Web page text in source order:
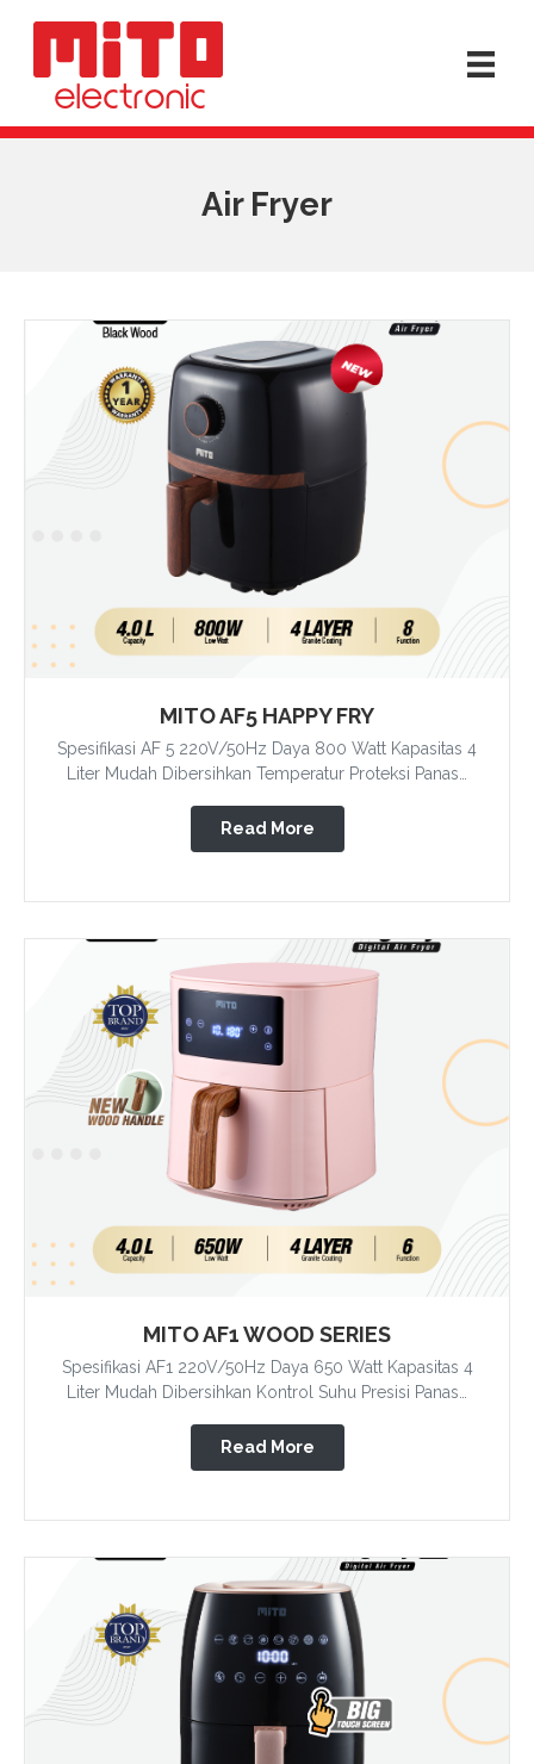
Air Fryer
MITO AF5 HAPPY FRY
Spesifikasi AF 5 220V/50Hz Daya 800 Watt Kapasitas 4
Liter Mudah Dibersihkan Temperatur Proteksi Panas…
Read More
MITO AF1 WOOD SERIES
Spesifikasi AF1 220V/50Hz Daya 650 Watt Kapasitas 4
Liter Mudah Dibersihkan Kontrol Suhu Presisi Panas…
Read More